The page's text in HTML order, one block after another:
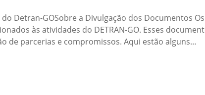
Detran-GOSobre a Divulgação dos Documentos
às atividades do DETRAN-GO. Esses
de parcerias e compromissos. Aqui estão alguns…